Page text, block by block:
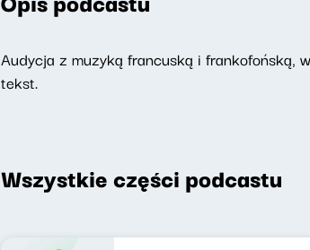
Audycja z muzyką francuską i frankofońską,
tekst.
Wszystkie części podcastu